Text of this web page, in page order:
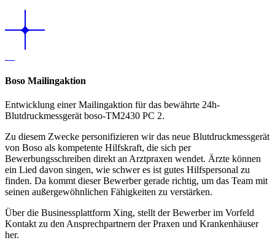
Boso Mailingaktion
Entwicklung einer Mailingaktion für das bewährte 24h-
Blutdruckmessgerät boso-TM2430 PC 2.
Zu diesem Zwecke personifizieren wir das neue Blutdruckmessgerät
von Boso als kompetente Hilfskraft, die sich per
Bewerbungsschreiben direkt an Arztpraxen wendet. Ärzte können
ein Lied davon singen, wie schwer es ist gutes Hilfspersonal zu
finden. Da kommt dieser Bewerber gerade richtig, um das Team mit
seinen außergewöhnlichen Fähigkeiten zu verstärken.
Über die Businessplattform Xing, stellt der Bewerber im Vorfeld
Kontakt zu den Ansprechpartnern der Praxen und Krankenhäuser
her.